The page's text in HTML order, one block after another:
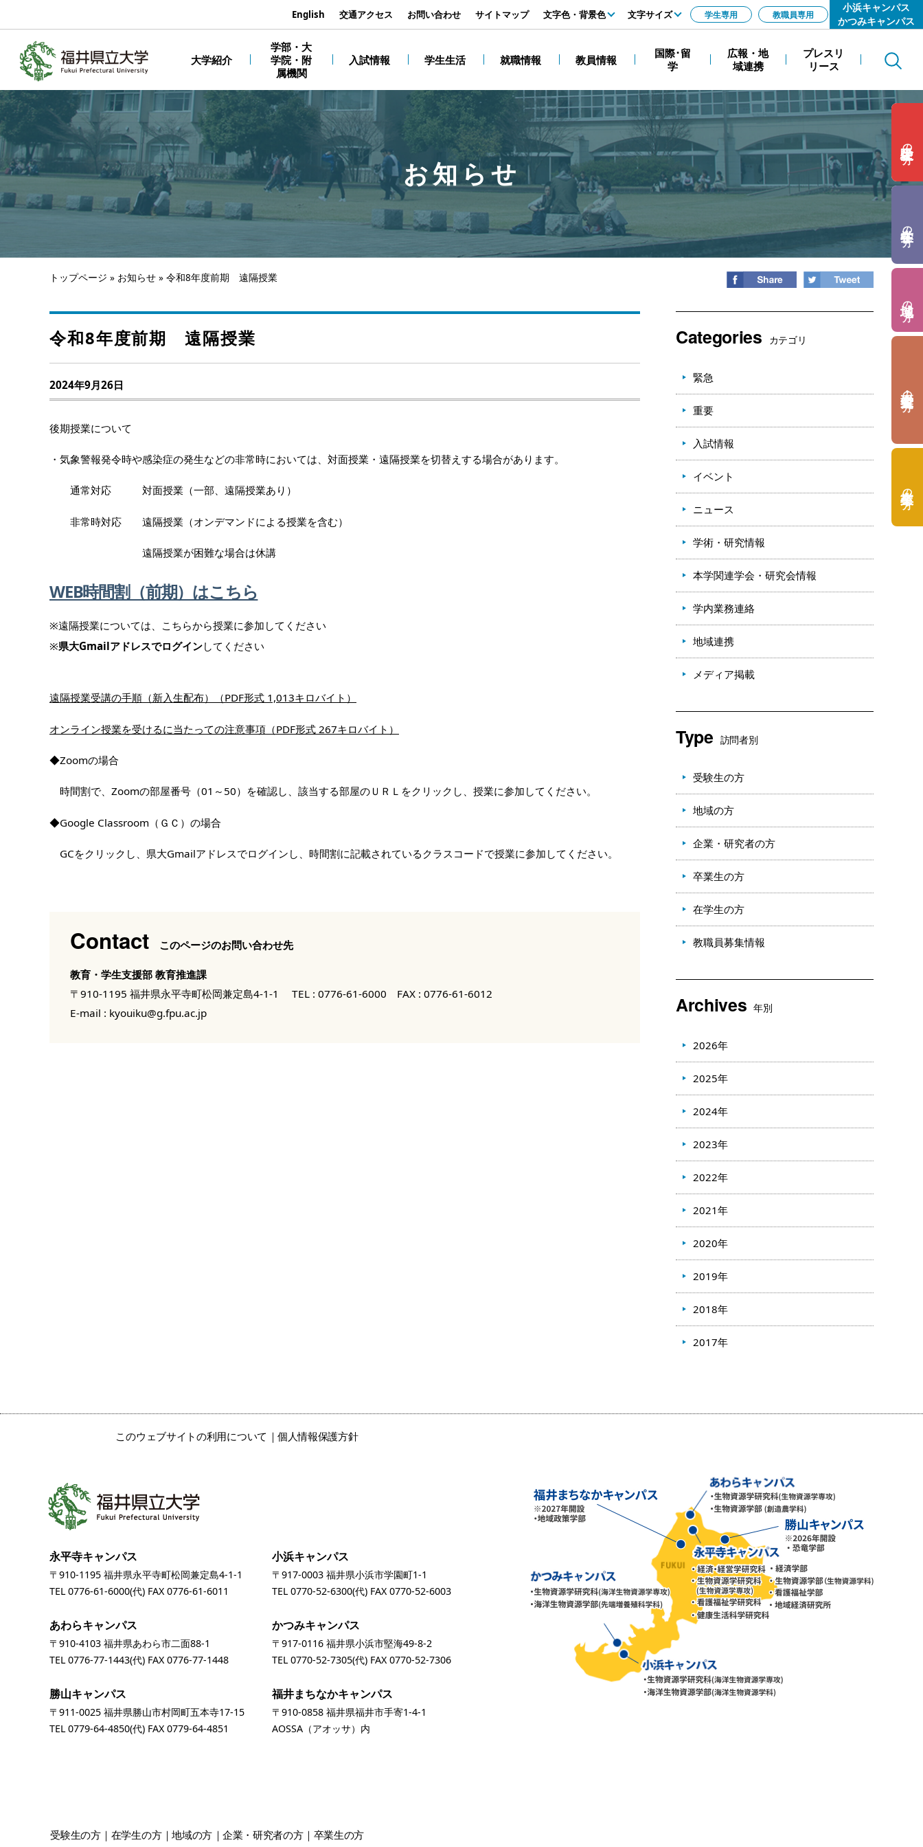
Search
大学紹介
学部・大
学院・附
属機関
入試情報 学生生活 就職情報 教員情報
国際･留
学
広報・地
域連携
プレスリ
リース
小浜キャンパス
かつみキャンパス
の方
の方
の方
の方
の方
English 交通アクセス お問い合わせ サイトマップ 文字色・背景色
黒
文字サイズ
拡大
学生専用 教職員専用
お知らせ
トップページ » お知らせ » 令和8年度前期 遠隔授業
令和8年度前期 遠隔授業
2024年9月26日
後期授業について
・気象警報発令時や感染症の発生などの非常時においては、対面授業・遠隔授業を切替えする場合があります。
通常対応 対面授業（一部、遠隔授業あり）
非常時対応 遠隔授業（オンデマンドによる授業を含む）
遠隔授業が困難な場合は休講
WEB時間割（前期）はこちら
※遠隔授業については、こちらから授業に参加してください
※県大Gmailアドレスでログインしてください
遠隔授業受講の手順（新入生配布）（PDF形式 1,013キロバイト）
オンライン授業を受けるに当たっての注意事項（PDF形式 267キロバイト）
◆Zoomの場合
時間割で、Zoomの部屋番号（01～50）を確認し、該当する部屋のＵＲＬをクリックし、授業に参加してください。
◆Google Classroom（ＧＣ）の場合
GCをクリックし、県大Gmailアドレスでログインし、時間割に記載されているクラスコードで授業に参加してください。
Contact このページのお問い合わせ先
教育・学生支援部 教育推進課
〒910-1195 福井県永平寺町松岡兼定島4-1-1
TEL : 0776-61-6000 FAX : 0776-61-6012
E-mail : kyouiku@g.fpu.ac.jp
Categories カテゴリ
緊急
重要
入試情報
イベント
ニュース
学術・研究情報
本学関連学会・研究会情報
学内業務連絡
地域連携
メディア掲載
Type 訪問者別
受験生の方
地域の方
企業・研究者の方
卒業生の方
在学生の方
教職員募集情報
Archives 年別
2026年
2025年
2024年
2023年
2022年
2021年
2020年
2019年
2018年
2017年
このウェブサイトの利用について 個人情報保護方針
永平寺キャンパス
〒910-1195 福井県永平寺町松岡兼定島4-1-1
TEL0776-61-6000(代) FAX 0776-61-6011
小浜キャンパス
〒917-0003 福井県小浜市学園町1-1
TEL0770-52-6300(代) FAX 0770-52-6003
あわらキャンパス
〒910-4103 福井県あわら市二面88-1
TEL0776-77-1443(代) FAX 0776-77-1448
かつみキャンパス
〒917-0116 福井県小浜市堅海49-8-2
TEL0770-52-7305(代) FAX 0770-52-7306
勝山キャンパス
〒911-0025 福井県勝山市村岡町五本寺17-15
TEL0779-64-4850(代) FAX 0779-64-4851
福井まちなかキャンパス
〒910-0858 福井県福井市手寄1-4-1
AOSSA（アオッサ）内
受験生の方 在学生の方 地域の方 企業・研究者の方 卒業生の方